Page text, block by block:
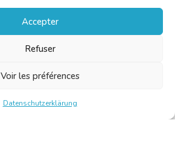
Accepter
Refuser
Voir les préférences
Datenschutzerklärung